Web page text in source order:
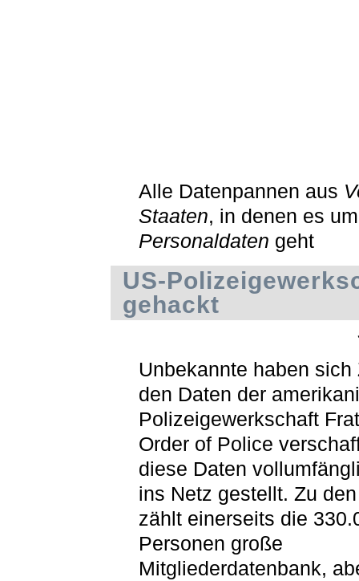
Alle Datenpannen aus
Staaten, in denen es um
Personaldaten geht
US-
gehackt
Unbekannte haben sich
den Daten der
Polizeigewerkschaft
Order of Police
diese Daten
ins Netz gestellt. Zu
zählt einerseits die
Personen große
Mitgliederdatenbank,